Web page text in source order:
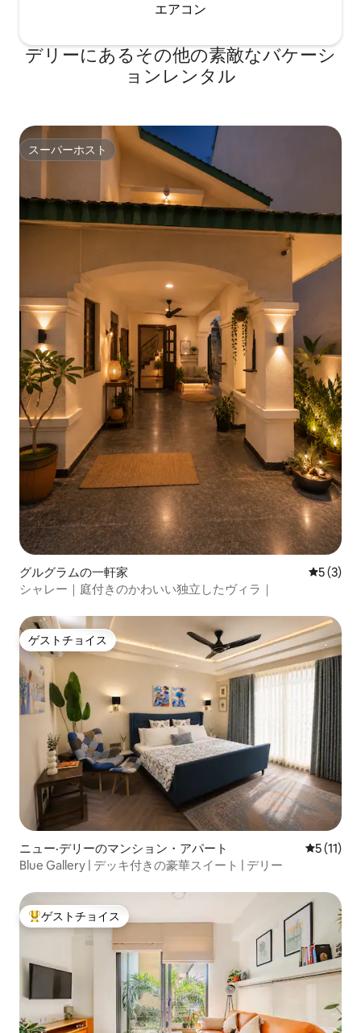
エアコン
デリーにあるその他の素敵なバケーシ
ョンレンタル
スーパーホスト
スーパーホスト
グルグラムの一軒家 レビュー
5 (3)
シャレー｜庭付きのかわいい独立したヴィラ｜
ゲストチョイス
ゲストチョイス
ニュー·デリーのマンション・アパート レビュー
5 (11)
Blue Gallery | デッキ付きの豪華スイート | デリー
大好評のゲストチョイスです。
ゲストチョイス